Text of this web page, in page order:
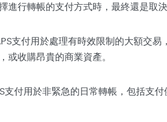
進行轉帳的支付方式時，最終還是取決
支付用於處理有時效限制的大額交
或收購昂貴的商業資產。
支付用於非緊急的日常轉帳，包括支付